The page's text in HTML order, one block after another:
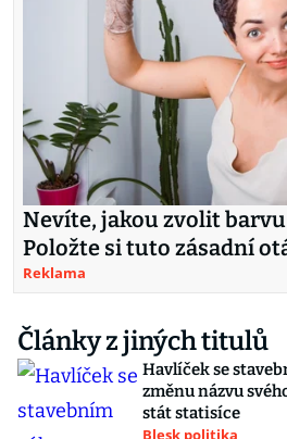
Nevíte, jakou zvolit barvu
Položte si tuto zásadní
Reklama
Články z jiných titulů
Havlíček se
změnu názvu
stát statisíce
Blesk politika